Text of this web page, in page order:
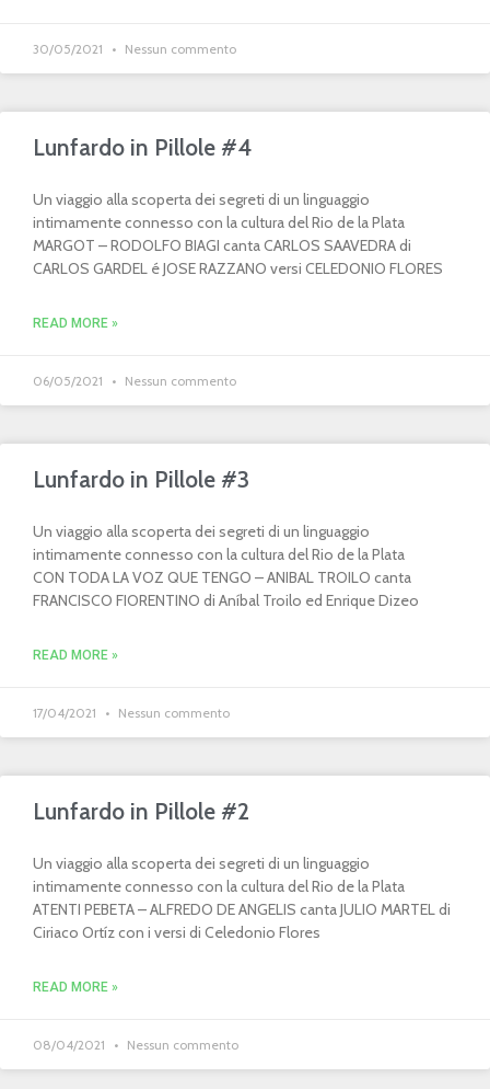
30/05/2021 Nessun commento
Lunfardo in Pillole #4
Un viaggio alla scoperta dei segreti di un linguaggio
intimamente connesso con la cultura del Rio de la Plata
MARGOT – RODOLFO BIAGI canta CARLOS SAAVEDRA di
CARLOS GARDEL é JOSE RAZZANO versi CELEDONIO FLORES
READ MORE »
06/05/2021 Nessun commento
Lunfardo in Pillole #3
Un viaggio alla scoperta dei segreti di un linguaggio
intimamente connesso con la cultura del Rio de la Plata
CON TODA LA VOZ QUE TENGO – ANIBAL TROILO canta
FRANCISCO FIORENTINO di Aníbal Troilo ed Enrique Dizeo
READ MORE »
17/04/2021 Nessun commento
Lunfardo in Pillole #2
Un viaggio alla scoperta dei segreti di un linguaggio
intimamente connesso con la cultura del Rio de la Plata
ATENTI PEBETA – ALFREDO DE ANGELIS canta JULIO MARTEL di
Ciriaco Ortíz con i versi di Celedonio Flores
READ MORE »
08/04/2021 Nessun commento